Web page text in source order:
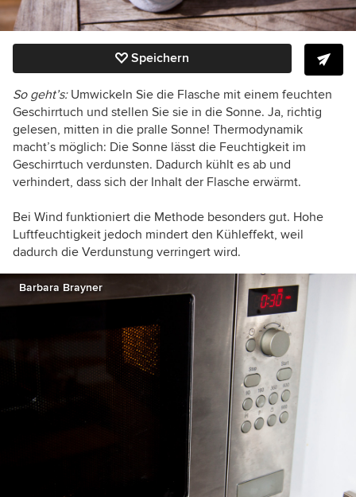
Speichern
So geht’s: Umwickeln Sie die Flasche mit einem feuchten
Geschirrtuch und stellen Sie sie in die Sonne. Ja, richtig
gelesen, mitten in die pralle Sonne! Thermodynamik
macht’s möglich: Die Sonne lässt die Feuchtigkeit im
Geschirrtuch verdunsten. Dadurch kühlt es ab und
verhindert, dass sich der Inhalt der Flasche erwärmt.
Bei Wind funktioniert die Methode besonders gut. Hohe
Luftfeuchtigkeit jedoch mindert den Kühleffekt, weil
dadurch die Verdunstung verringert wird.
Barbara Brayner